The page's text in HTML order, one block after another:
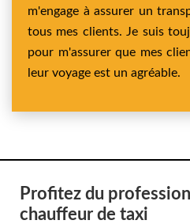
m'engage à assurer un
tous mes clients. Je suis
pour m'assurer que mes
leur voyage est un agréable.
Profitez du
chauffeur de taxi